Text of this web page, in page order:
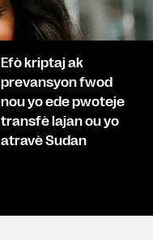
Efò kriptaj ak
prevansyon fwod
nou yo ede pwoteje
transfè lajan ou yo
atravè Sudan